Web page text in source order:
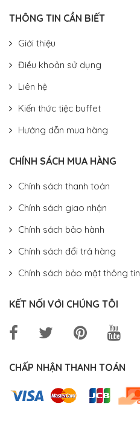
THÔNG TIN CẦN BIẾT
Giới thiệu
Điều khoản sử dụng
Liên hệ
Kiến thức tiệc buffet
Hướng dẫn mua hàng
CHÍNH SÁCH MUA HÀNG
Chính sách thanh toán
Chính sách giao nhận
Chính sách bảo hành
Chính sách đổi trả hàng
Chính sách bảo mật thông tin
KẾT NỐI VỚI CHÚNG TÔI
CHẤP NHẬN THANH TOÁN